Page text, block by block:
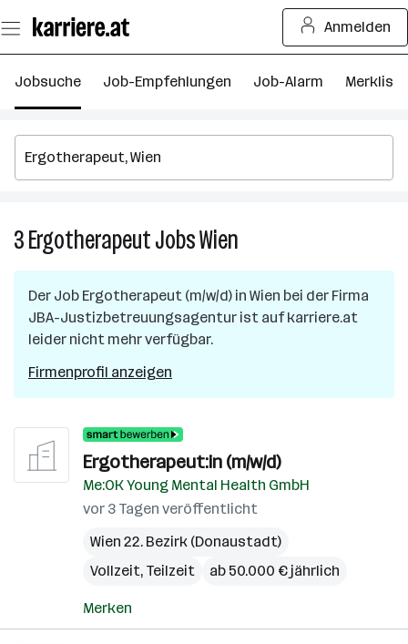
Seiteninhalt
springen
Anmelden
Jobsuche Job-Empfehlungen Job-Alarm Merkliste
3ErgotherapeutJobsWien
in
Wien
Der Job Ergotherapeut (m/w/d) in Wien bei der Firma
JBA-Justizbetreuungsagentur ist auf karriere.at
leider nicht mehr verfügbar.
Firmenprofil anzeigen
Ergotherapeut:in (m/w/d)
Me:OK Young Mental Health GmbH
vor 3 Tagen veröffentlicht
Wien 22. Bezirk (Donaustadt)
Vollzeit, Teilzeit
ab 50.000 € jährlich
Merken